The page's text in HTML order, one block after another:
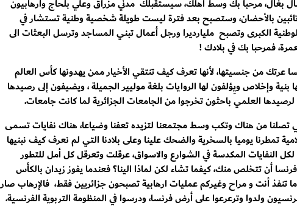
بغال، مرحبا بك وسط أهلك، سيستقبلك مدني مزراق وعلي بلحاج وارهابيون
بالأحضان، وستصبح بعد فترة ليست طويلة شخصية وطنية تستشار في
الكبرى وتصبح مليارديرا ورجل أعمال تبني المساجد وترسل البعثات الى
فمرحبا بك في بلادك !
عرتك من جنسيتها، لأنها تعرف كيف تنتقي الأخيار ممن يهدونها كأس العالم
بنية وإخلاص ويِؤلفون لها الروايات بلغة موليير الجميلة ، ويضيفون إلى رصيدها
لرصيدها العلمي باحثون تخرجوا من الجامعات الجزائرية لما كانت جامعات.
تصلنا من هناك وتكب وسط مجتمعنا لتزيده تعفنا وضياعا، هناك نفايات تسمى
تمطرنا يوميا بالسخرية والضحك علينا وعلى بلادنا التي لم نعرف كيف نبنيها
النفايات المكدسة في الشوارع والاسواق، عرقلت وتعرقل كل أمل للتطور
أن تتخلص منك، كيفما تشاء لكن لماذا الينا؟ فعندما يفوز زيدان بالكأس
تنفذ أنت و مراح وغيركم عمليات ارهابية تصبحون جزائريين فقط، فالإرهاب صار
ولدوا وترعرعوا على أرض فرنسا، ودرسوا في المنظومة التربوية الفرنسية.